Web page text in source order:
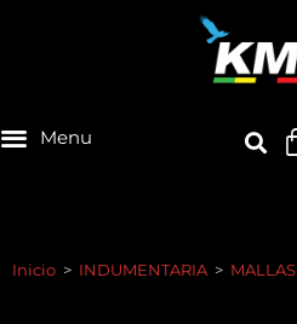
Inicio > INDUMENTARIA > MALLAS